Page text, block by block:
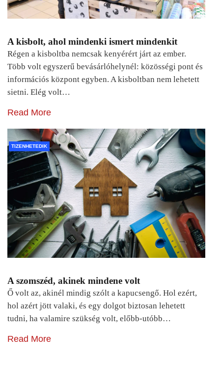
A kisbolt, ahol mindenki ismert mindenkit
Régen a kisboltba nemcsak kenyérért járt az ember.
Több volt egyszerű bevásárlóhelynél: közösségi pont és
információs központ egyben. A kisboltban nem lehetett
sietni. Elég volt…
Read More
TIZENHETEDIK
A szomszéd, akinek mindene volt
Ő volt az, akinél mindig szólt a kapucsengő. Hol ezért,
hol azért jött valaki, és egy dolgot biztosan lehetett
tudni, ha valamire szükség volt, előbb-utóbb…
Read More